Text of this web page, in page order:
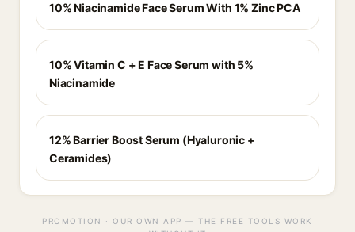
10% Niacinamide Face Serum With 1% Zinc PCA
10% Vitamin C + E Face Serum with 5%
Niacinamide
12% Barrier Boost Serum (Hyaluronic +
Ceramides)
PROMOTION · OUR OWN APP — THE FREE TOOLS WORK